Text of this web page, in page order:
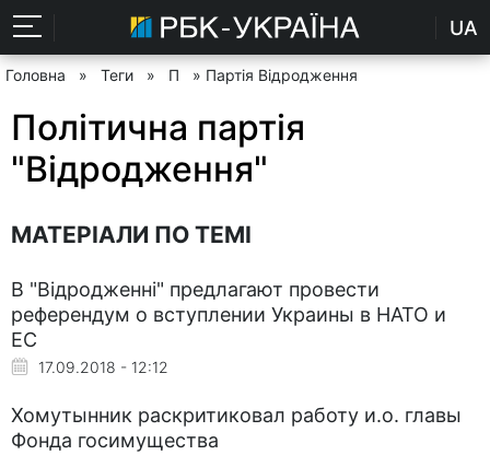
UA
Головна » Теги » П » Партія Відродження
Політична партія
"Відродження"
МАТЕРІАЛИ ПО ТЕМІ
В "Відродженні" предлагают провести
референдум о вступлении Украины в НАТО и
ЕС
17.09.2018 - 12:12
Хомутынник раскритиковал работу и.о. главы
Фонда госимущества